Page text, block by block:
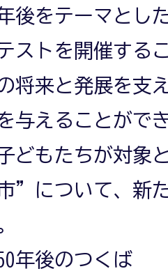
後をテーマとし
ストを開催する
将来と発展を支
与えることがで
どもたちが対象
”について、新
年後のつくば